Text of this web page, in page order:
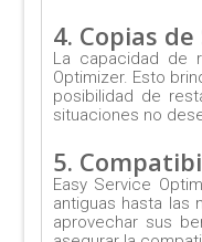
4. Copias
La capacidad de
Optimizer. Esto
posibilidad de
situaciones no
5.
Easy Service
antiguas hasta las
aprovechar sus